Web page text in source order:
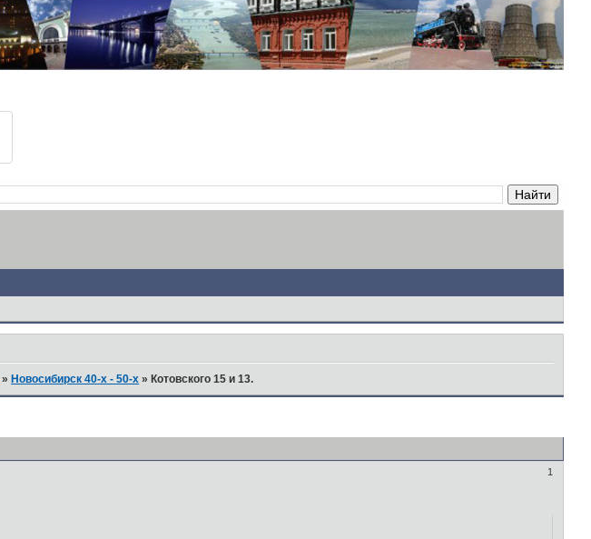
»Новосибирск 40-х - 50-х »Котовского 15 и 13.
1